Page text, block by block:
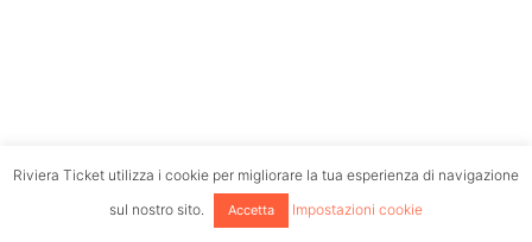
Riviera Ticket utilizza i cookie per migliorare la tua esperienza di navigazione
sul nostro sito.
Accetta Impostazioni cookie